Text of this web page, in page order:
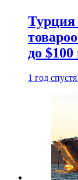
Турция
до
1 год спустя